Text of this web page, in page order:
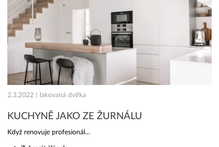
2.3.2022 | lakovaná dvířka
KUCHYNĚ JAKO ZE ŽURNÁLU
Když renovuje profesionál…